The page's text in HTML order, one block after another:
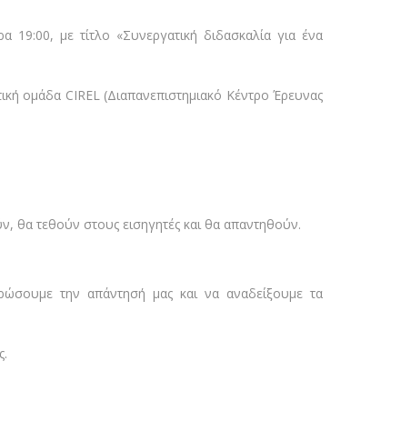
με τίτλο «Συνεργατική διδασκαλία για ένα
ομάδα CIREL (Διαπανεπιστημιακό Κέντρο Έρευνας
θα τεθούν στους εισηγητές και θα απαντηθούν.
την απάντησή μας και να αναδείξουμε τα